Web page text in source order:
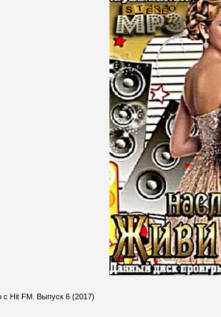
с Hit FM. Выпуск 6 (2017)